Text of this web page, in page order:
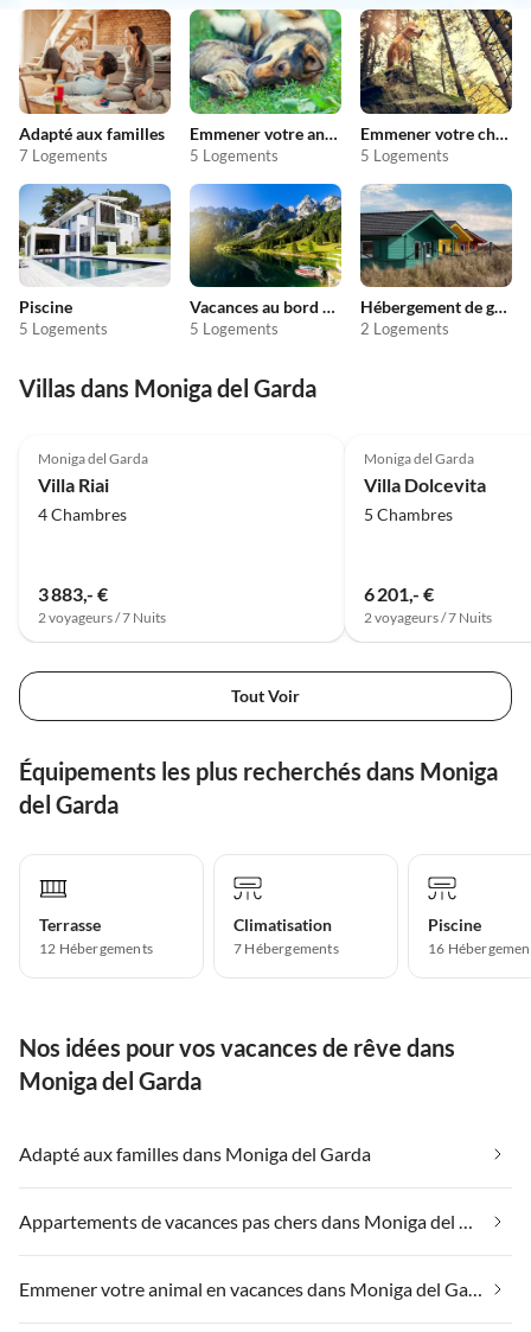
Adapté aux familles
7 Logements
Emmener votre animal en vacances
5 Logements
Emmener votre chien en vacances
5 Logements
Piscine
5 Logements
Vacances au bord du lac
5 Logements
Hébergement de groupe
2 Logements
Villas dans Moniga del Garda
Moniga del Garda
Villa Riai
4 Chambres
3 883,- €
2 voyageurs / 7 Nuits
Moniga del Garda
Villa Dolcevita
5 Chambres
6 201,- €
2 voyageurs / 7 Nuits
Tout Voir
Équipements les plus recherchés dans Moniga
del Garda
Terrasse
12 Hébergements
Climatisation
7 Hébergements
Piscine
16
Nos idées pour vos vacances de rêve dans
Moniga del Garda
Adapté aux familles dans Moniga del Garda
Appartements de vacances pas chers dans Moniga del Garda
Emmener votre animal en vacances dans Moniga del Garda